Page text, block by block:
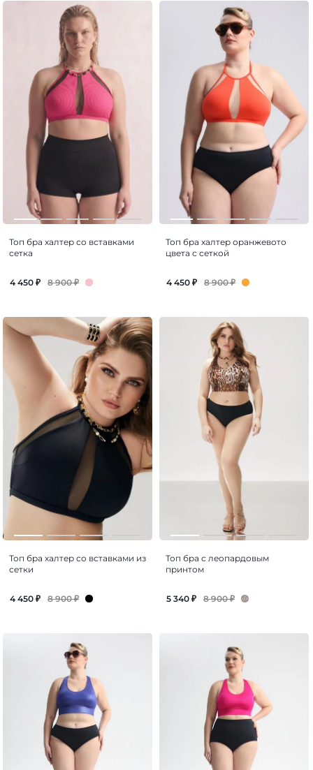
Топ бра халтер со вставками
сетка
4 450 ₽ 8 900₽
Топ бра халтер оранжевото
цвета с сеткой
4 450 ₽ 8 900₽
Топ бра халтер со вставками из
сетки
4 450 ₽ 8 900₽
Топ бра с леопардовым
принтом
5 340 ₽ 8 900₽